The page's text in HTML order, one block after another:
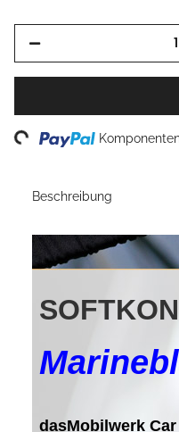
Loading...
Beschreibung